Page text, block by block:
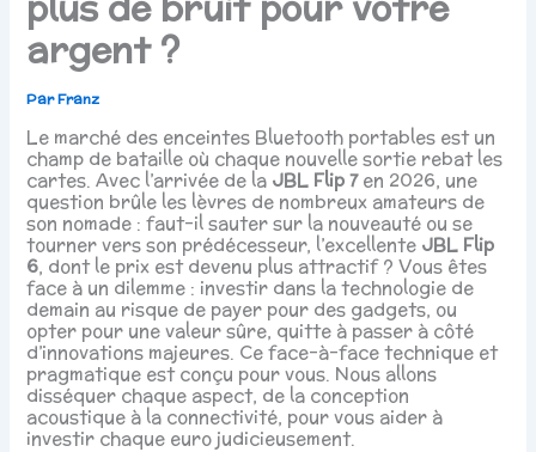
argent ?
ParFranz
Le marché des enceintes Bluetooth portables est un
champ de bataille où chaque nouvelle sortie rebat les
cartes. Avec l’arrivée de la JBL Flip 7en 2026, une
question brûle les lèvres de nombreux amateurs de
son nomade : faut-il sauter sur la nouveauté ou se
tourner vers son prédécesseur, l’excellente JBL Flip
6, dont le prix est devenu plus attractif ? Vous êtes
face à un dilemme : investir dans la technologie de
demain au risque de payer pour des gadgets, ou
opter pour une valeur sûre, quitte à passer à côté
d’innovations majeures. Ce face-à-face technique et
pragmatique est conçu pour vous. Nous allons
disséquer chaque aspect, de la conception
acoustique à la connectivité, pour vous aider à
investir chaque euro judicieusement.